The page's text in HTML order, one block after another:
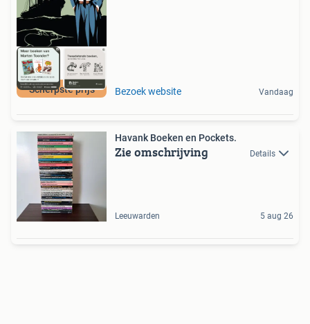
Scherpste prijs Bezoek website Vandaag
Havank Boeken en Pockets.
Zie omschrijving Details
Leeuwarden 5 aug 26